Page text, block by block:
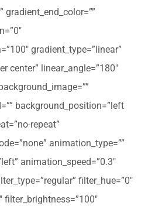
gradient_end_color=””
gradient_type=”linear”
center” linear_angle=”180″
background_position=”left
repeat”
animation_type=””
animation_speed=”0.3″
filter_hue=”0″
filter_brightness=”100″